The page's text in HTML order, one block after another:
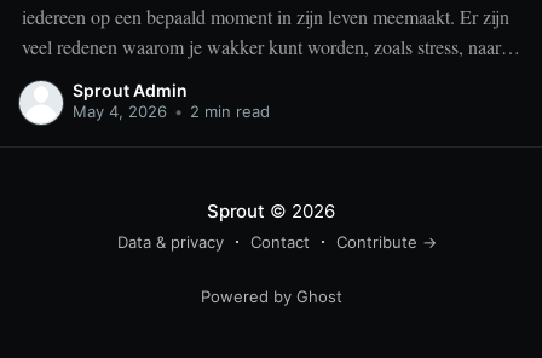
iedereen op een bepaald moment in zijn leven meemaakt. Er zijn
veel redenen waarom je wakker kunt worden, zoals stress, naar
het toilet moeten, je omgeving of medische aandoeningen die je
slaap beïnvloeden. Dit is geen probleem
Sprout Admin
May 4, 2026 • 2 min read
Sprout © 2026
Data & privacy Contact Contribute →
Powered by Ghost